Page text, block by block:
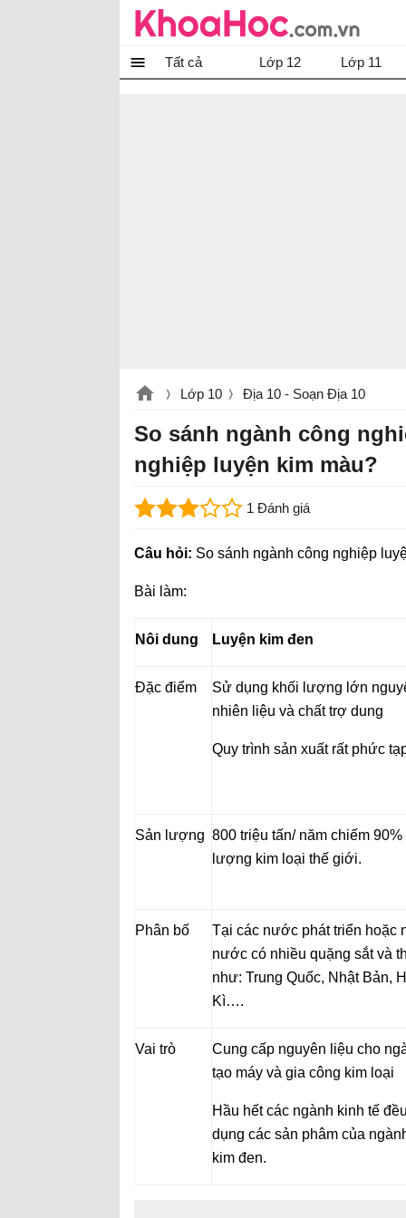
Tất cả Lớp 12 Lớp 11
Lớp 10 Địa 10 - Soạn Địa 10
So sánh ngành công
nghiệp luyện kim màu?
1 Đánh giá
Câu hỏi: So sánh ngành công nghiệp
Bài làm:
Nôi dung Luyện kim đen
Đặc điểm
Sử dụng khối lượng lớn
nhiên liệu và chất trợ dung
Quy trình sản xuất rất phức
Sản lượng 800 triệu tấn/ năm chiếm 90%
lượng kim loại thế giới.
Phân bố
Tại các nước phát triển hoặc
nước có nhiều quặng sắt và
như: Trung Quốc, Nhật Bản,
Kì….
Vai trò
Cung cấp nguyên liệu cho
tạo máy và gia công kim loại
Hầu hết các ngành kinh tế
dụng các sản phâm của
kim đen.